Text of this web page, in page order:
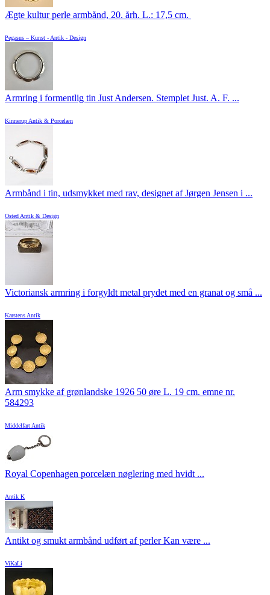
Ægte kultur perle armbånd, 20. årh. L.: 17,5 cm.
Pegasus – Kunst - Antik - Design
Armring i formentlig tin Just Andersen. Stemplet Just. A. F. ...
Kinnerup Antik & Porcelæn
Armbånd i tin, udsmykket med rav, designet af Jørgen Jensen i ...
Osted Antik & Design
Victoriansk armring i forgyldt metal prydet med en granat og små ...
Karstens Antik
Arm smykke af grønlandske 1926 50 øre L. 19 cm. emne nr.
584293
Middelfart Antik
Royal Copenhagen porcelæn nøglering med hvidt ...
Antik K
Antikt og smukt armbånd udført af perler Kan være ...
ViKaLi